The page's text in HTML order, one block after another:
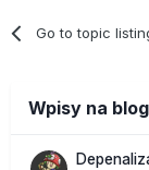
Go to topic
Wpisy na